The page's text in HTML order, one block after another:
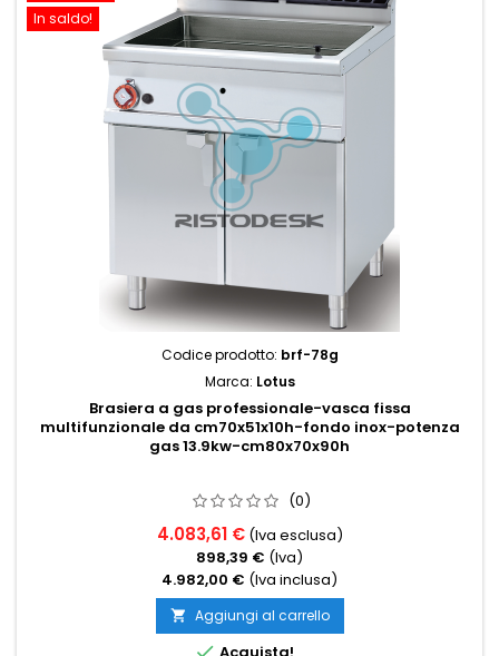
In saldo!
Codice prodotto: brf-78g
Marca: Lotus
Brasiera a gas professionale-vasca fissa
multifunzionale da cm70x51x10h-fondo inox-potenza
gas 13.9kw-cm80x70x90h
(0)
4.083,61 € (Iva esclusa)
898,39 € (Iva)
4.982,00 € (Iva inclusa)
 Aggiungi al carrello
